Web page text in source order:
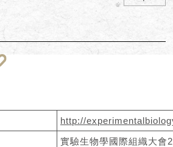
http://
實驗生物學國際組織大會